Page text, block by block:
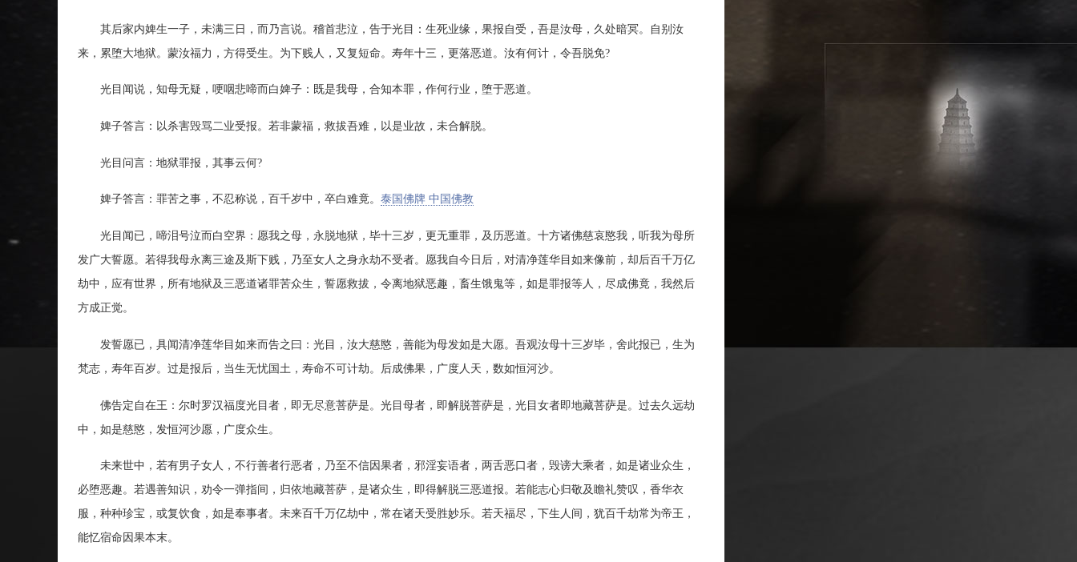
其后家内婢生一子，未满三日，而乃言说。稽首悲泣，告于光目：生死业缘，果报自受，吾是汝母，久处暗冥。自别汝
来，累堕大地狱。蒙汝福力，方得受生。为下贱人，又复短命。寿年十三，更落恶道。汝有何计，令吾脱免?
光目闻说，知母无疑，哽咽悲啼而白婢子：既是我母，合知本罪，作何行业，堕于恶道。
婢子答言：以杀害毁骂二业受报。若非蒙福，救拔吾难，以是业故，未合解脱。
光目问言：地狱罪报，其事云何?
婢子答言：罪苦之事，不忍称说，百千岁中，卒白难竟。 泰国佛牌 中国佛教
光目闻已，啼泪号泣而白空界：愿我之母，永脱地狱，毕十三岁，更无重罪，及历恶道。十方诸佛慈哀愍我，听我为母所
发广大誓愿。若得我母永离三途及斯下贱，乃至女人之身永劫不受者。愿我自今日后，对清净莲华目如来像前，却后百千万亿
劫中，应有世界，所有地狱及三恶道诸罪苦众生，誓愿救拔，令离地狱恶趣，畜生饿鬼等，如是罪报等人，尽成佛竟，我然后
方成正觉。
发誓愿已，具闻清净莲华目如来而告之曰：光目，汝大慈愍，善能为母发如是大愿。吾观汝母十三岁毕，舍此报已，生为
梵志，寿年百岁。过是报后，当生无忧国土，寿命不可计劫。后成佛果，广度人天，数如恒河沙。
佛告定自在王：尔时罗汉福度光目者，即无尽意菩萨是。光目母者，即解脱菩萨是，光目女者即地藏菩萨是。过去久远劫
中，如是慈愍，发恒河沙愿，广度众生。
未来世中，若有男子女人，不行善者行恶者，乃至不信因果者，邪淫妄语者，两舌恶口者，毁谤大乘者，如是诸业众生，
必堕恶趣。若遇善知识，劝令一弹指间，归依地藏菩萨，是诸众生，即得解脱三恶道报。若能志心归敬及瞻礼赞叹，香华衣
服，种种珍宝，或复饮食，如是奉事者。未来百千万亿劫中，常在诸天受胜妙乐。若天福尽，下生人间，犹百千劫常为帝王，
能忆宿命因果本末。